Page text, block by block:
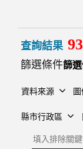
查詢結果
篩選條件
資料來源
縣市行政區
排除關鍵字